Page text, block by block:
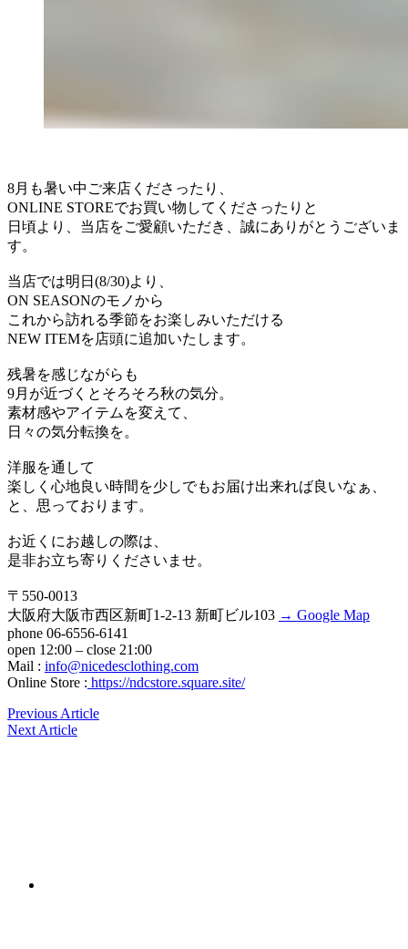
8月も暑い中ご来店くださったり、
ONLINE STOREでお買い物してくださったりと
日頃より、当店をご愛顧いただき、誠にありがとうございま
す。
当店では明日(8/30)より、
ON SEASONのモノから
これから訪れる季節をお楽しみいただける
NEW ITEMを店頭に追加いたします。
残暑を感じながらも
9月が近づくとそろそろ秋の気分。
素材感やアイテムを変えて、
日々の気分転換を。
洋服を通して
楽しく心地良い時間を少しでもお届け出来れば良いなぁ、
と、思っております。
お近くにお越しの際は、
是非お立ち寄りくださいませ。
〒550-0013
大阪府大阪市西区新町1-2-13 新町ビル103 → Google Map
phone 06-6556-6141
open 12:00 – close 21:00
Mail : info@nicedesclothing.com
Online Store : https://ndcstore.square.site/
Previous Article
Next Article